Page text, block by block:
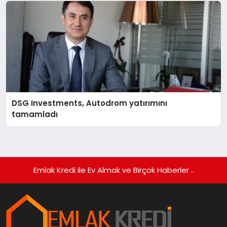
DSG Investments, Autodrom yatırımını
tamamladı
Emlak Kredi ile Ev Almak ve Birçok Haberler ..